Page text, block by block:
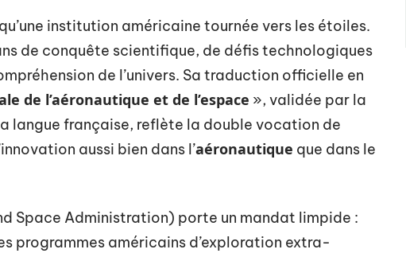
institution américaine tournée vers les étoiles.
de conquête scientifique, de défis technologiques
de l’univers. Sa traduction officielle en
de l’aéronautique et de l’espace », validée par la
langue française, reflète la double vocation de
aussi bien dans l’aéronautique que dans le
Space Administration) porte un mandat limpide :
programmes américains d’exploration extra-